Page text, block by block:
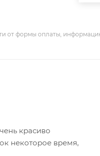
от формы оплаты,
красиво
некоторое время,